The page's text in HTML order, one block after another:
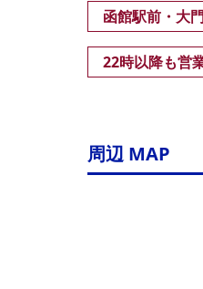
函館駅前・大門
22時以降も営
周辺 MAP